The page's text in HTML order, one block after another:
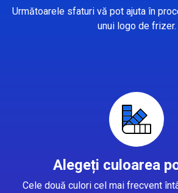
Următoarele sfaturi vă pot ajuta în
unui logo de frizer.
Alegeți culoarea
Cele două culori cel mai frecvent